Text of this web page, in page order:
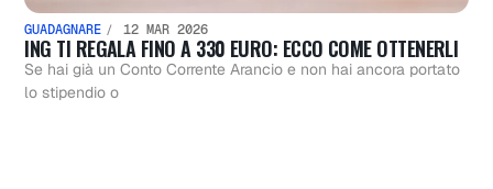
GUADAGNARE 12 MAR 2026
ING TI REGALA FINO A 330 EURO: ECCO COME OTTENERLI
Se hai già un Conto Corrente Arancio e non hai ancora portato
lo stipendio o